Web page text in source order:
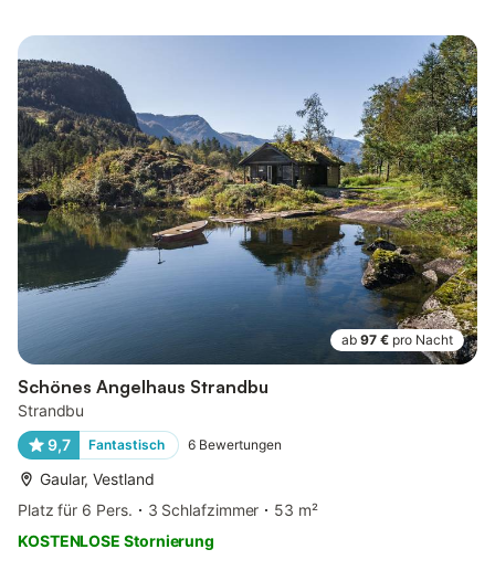
ab 97 € pro Nacht
Schönes Angelhaus Strandbu
Strandbu
9,7
Fantastisch 6 Bewertungen
Gaular, Vestland
Platz für 6 Pers.
3 Schlafzimmer
53 m²
KOSTENLOSE Stornierung